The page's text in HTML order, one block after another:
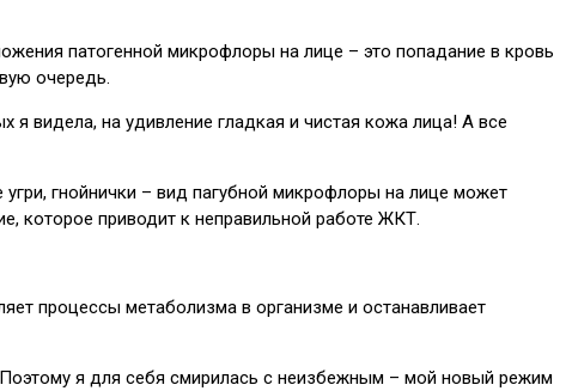
патогенной микрофлоры на лице – это попадание в кровь
очередь.
видела, на удивление гладкая и чистая кожа лица! А все
гнойнички – вид пагубной микрофлоры на лице может
которое приводит к неправильной работе ЖКТ.
процессы метаболизма в организме и останавливает
я для себя смирилась с неизбежным – мой новый режим